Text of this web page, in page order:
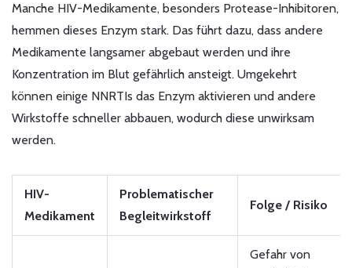
Manche HIV-Medikamente, besonders Protease-Inhibitoren,
hemmen dieses Enzym stark. Das führt dazu, dass andere
Medikamente langsamer abgebaut werden und ihre
Konzentration im Blut gefährlich ansteigt. Umgekehrt
können einige NNRTIs das Enzym aktivieren und andere
Wirkstoffe schneller abbauen, wodurch diese unwirksam
werden.
HIV-
Medikament
Problematischer
Begleitwirkstoff
Folge / Risiko
Gefahr von